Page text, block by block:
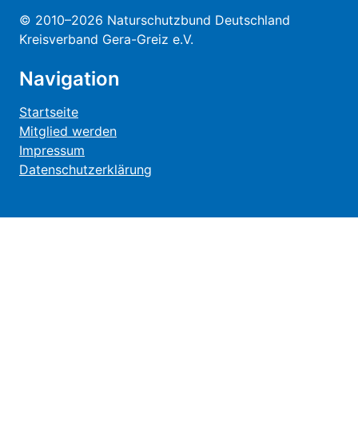
© 2010–2026 Naturschutzbund Deutschland
Kreisverband Gera-Greiz e.V.
Navigation
Startseite
Mitglied werden
Impressum
Datenschutzerklärung